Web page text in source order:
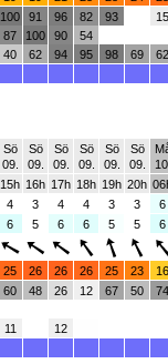
100
87
40
91
100
62
96
90
94
82
54
95
93
98 69
15
62
Sö
09.
Sö
09.
Sö
09.
Sö
09.
Sö
09.
Sö
09.
15h 16h 17h 18h 19h 20h
4 3 4 4 3 3
6
6 5 6 6 5 5
6
25 26 26 26 25 23 16
60
11
48 26
12
12 67 50 74